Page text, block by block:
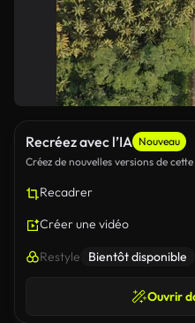
Recréez avec l’IA Nouveau
Créez de nouvelles versions de
Recadrer
Créer une vidéo
Restyle Bientôt disponible
Ouvrir